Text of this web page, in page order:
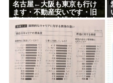
名古屋←大阪も東京も行け
ます・不動産安いです・旧
帝あります・空港あります
不人気な理由